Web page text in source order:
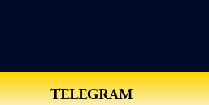
TELEGRAM